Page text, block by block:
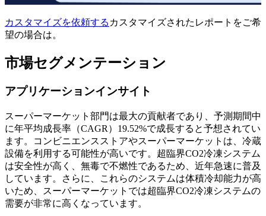
カスタマイズを依頼する カスタマイズされたレポートをご希
望の場合は。
市場セグメンテーション
アプリケーションインサイト
スーパーマーケット部門は最大の貢献者であり、予測期間中
に年平均成長率（CAGR）19.52%で成長すると予想されてい
ます。コンビニエンスストアやスーパーマーケットは、冷蔵
設備を利用する可能性が高いです。超臨界CO2冷凍システム
は安全性が高く、無毒で不燃性であるため、近年急速に普及
しています。さらに、これらのシステムは体積冷却能力が高
いため、スーパーマーケットでは超臨界CO2冷凍システムの
需要が非常に高くなっています。